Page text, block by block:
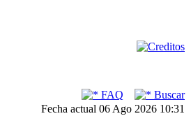
FAQ
Buscar
Fecha actual 06 Ago 2026 10:31